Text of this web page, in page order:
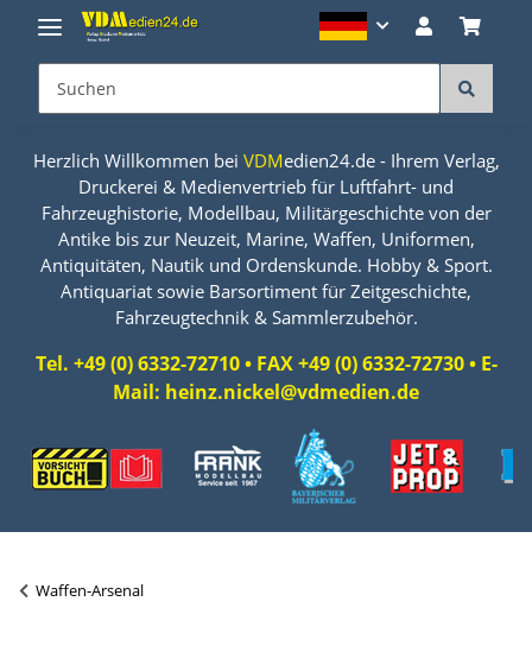
Herzlich Willkommen bei VDMedien24.de - Ihrem Verlag,
Druckerei & Medienvertrieb für Luftfahrt- und
Fahrzeughistorie, Modellbau, Militärgeschichte von der
Antike bis zur Neuzeit, Marine, Waffen, Uniformen,
Antiquitäten, Nautik und Ordenskunde. Hobby & Sport.
Antiquariat sowie Barsortiment für Zeitgeschichte,
Fahrzeugtechnik & Sammlerzubehör.
Tel. +49 (0) 6332-72710 • FAX +49 (0) 6332-72730 • E-
Mail: heinz.nickel@vdmedien.de
Waffen-Arsenal